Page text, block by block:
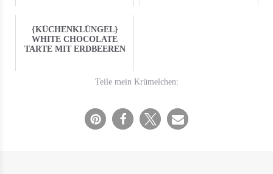
{KÜCHENKLÜNGEL}
WHITE CHOCOLATE
TARTE MIT ERDBEEREN
Teile mein Krümelchen: